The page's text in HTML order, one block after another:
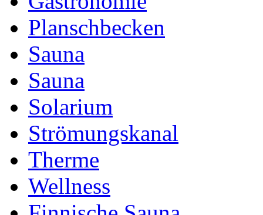
Planschbecken
Sauna
Sauna
Solarium
Strömungskanal
Therme
Wellness